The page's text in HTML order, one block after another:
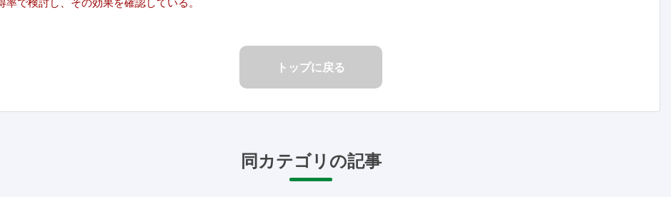
トップに戻る
同カテゴリの記事